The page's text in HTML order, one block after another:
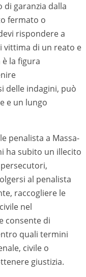
di garanzia dalla
fermato o
rispondere a
vittima di un reato e
la figura
delle indagini, può
e un lungo
penalista a Massa-
ha subito un illecito
al penalista
raccogliere le
nel
consente di
quali termini
civile o
giustizia.